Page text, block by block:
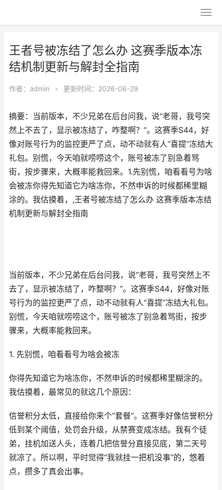
王者号被冻结了怎么办 这赛季版本冻
结机制更新与解封全指南
作者： admin • 更新时间：2026-06-29
摘要：当前版本，不少兄弟在后台问我，说“老哥，我号突
然上不去了，显示被冻结了，咋整啊？”。这赛季S44，好
像对账号行为的监控更严了点，动不动就有人“喜提”冻结大
礼包。别慌，今天咱就唠唠这个，账号被冻了别急着骂
街，按步骤来，大概率能救回来。1.先别慌，咱看看号为啥
会被冻你得先知道它为啥冻你，不然申诉的时候都稀里糊
涂的。我估摸着，,王者号被冻结了怎么办 这赛季版本冻结
机制更新与解封全指南
当前版本，不少兄弟在后台问我，说“老哥，我号突然上不
去了，显示被冻结了，咋整啊？”。这赛季S44，好像对账
号行为的监控更严了点，动不动就有人“喜提”冻结大礼包。
别慌，今天咱就唠唠这个，账号被冻了别急着骂街，按步
骤来，大概率能救回来。
1. 先别慌，咱看看号为啥会被冻
你得先知道它为啥冻你，不然申诉的时候都稀里糊涂的。
我估摸着，最常见的就这几个原因：
信誉积分太低，直接给你来个“套餐”。这赛季好像信誉积分
低到某个阈值，处罚会升级，从禁赛变成冻结。我有个徒
弟，挂机加送人头，连着几把信誉分直接见底，第二天号
就凉了。所以啊，平时觉得“我就挂一把机没事”的，悠着
点，攒多了真会出事。